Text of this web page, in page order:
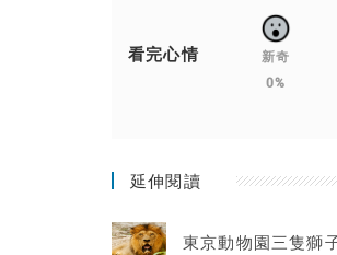
看完心情
新奇
0%
延伸閱讀
東京動物園三隻獅